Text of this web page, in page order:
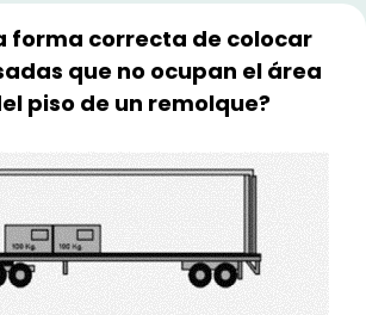
forma correcta de colocar
que no ocupan el área
piso de un remolque?